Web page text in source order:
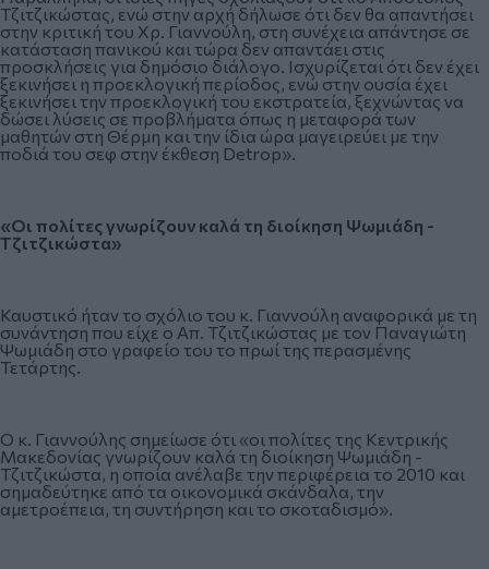
Τζιτζικώστας, ενώ στην αρχή δήλωσε ότι δεν θα απαντήσει
στην κριτική του Χρ. Γιαννούλη, στη συνέχεια απάντησε σε
κατάσταση πανικού και τώρα δεν απαντάει στις
προσκλήσεις για δημόσιο διάλογο. Ισχυρίζεται ότι δεν έχει
ξεκινήσει η προεκλογική περίοδος, ενώ στην ουσία έχει
ξεκινήσει την προεκλογική του εκστρατεία, ξεχνώντας να
δώσει λύσεις σε προβλήματα όπως η μεταφορά των
μαθητών στη Θέρμη και την ίδια ώρα μαγειρεύει με την
ποδιά του σεφ στην έκθεση Detrop».
«Οι πολίτες γνωρίζουν καλά τη διοίκηση Ψωμιάδη -
Τζιτζικώστα»
Καυστικό ήταν το σχόλιο του κ. Γιαννούλη αναφορικά με τη
συνάντηση που είχε ο Απ. Τζιτζικώστας με τον Παναγιώτη
Ψωμιάδη στο γραφείο του το πρωί της περασμένης
Τετάρτης.
Ο κ. Γιαννούλης σημείωσε ότι «οι πολίτες της Κεντρικής
Μακεδονίας γνωρίζουν καλά τη διοίκηση Ψωμιάδη -
Τζιτζικώστα, η οποία ανέλαβε την περιφέρεια το 2010 και
σημαδεύτηκε από τα οικονομικά σκάνδαλα, την
αμετροέπεια, τη συντήρηση και το σκοταδισμό».